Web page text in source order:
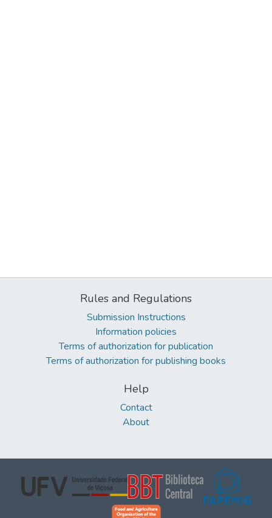
Rules and Regulations
Submission Instructions
Information policies
Terms of authorization for publication
Terms of authorization for publishing books
Help
Contact
About